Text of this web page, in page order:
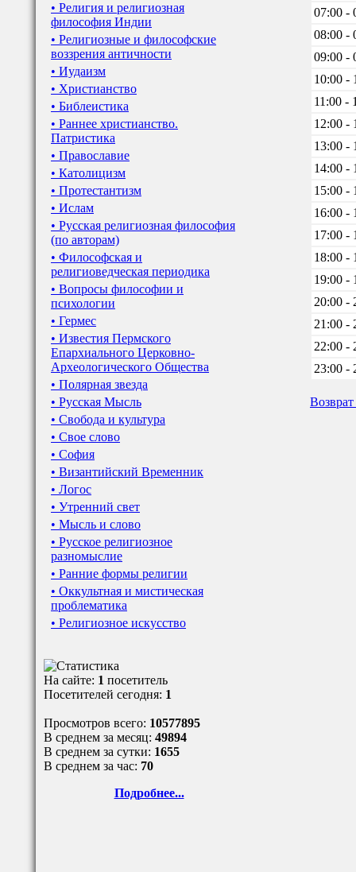
• Религия и религиозная
философия Индии
• Религиозные и философские
воззрения античности
• Иудаизм
• Христианство
• Библеистика
• Раннее христианство.
Патристика
• Православие
• Католицизм
• Протестантизм
• Ислам
• Русская религиозная философия
(по авторам)
• Философская и
религиоведческая периодика
• Вопросы философии и
психологии
• Гермес
• Известия Пермского
Епархиального Церковно-
Археологического Общества
• Полярная звезда
• Русская Мысль
• Свобода и культура
• Свое слово
• София
• Византийский Временник
• Логос
• Утренний свет
• Мысль и слово
• Русское религиозное
разномыслие
• Ранние формы религии
• Оккультная и мистическая
проблематика
• Религиозное искусство
На сайте: 1 посетитель
Посетителей сегодня: 1
Просмотров всего: 10577895
В среднем за месяц: 49894
В среднем за сутки: 1655
В среднем за час: 70
Подробнее...
07:00 -
08:00 -
09:00 -
10:00 -
11:00 -
12:00 -
13:00 -
14:00 -
15:00 -
16:00 -
17:00 -
18:00 -
19:00 -
20:00 -
21:00 -
22:00 -
23:00 -
Возврат